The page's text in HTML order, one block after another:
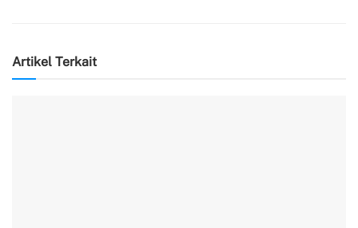
Artikel Terkait